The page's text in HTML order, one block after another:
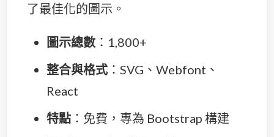
了最佳化的圖示。
圖示總數 ：1,800+
整合與格式 ：SVG、Webfont、
React
特點 ：免費，專為 Bootstrap 構建